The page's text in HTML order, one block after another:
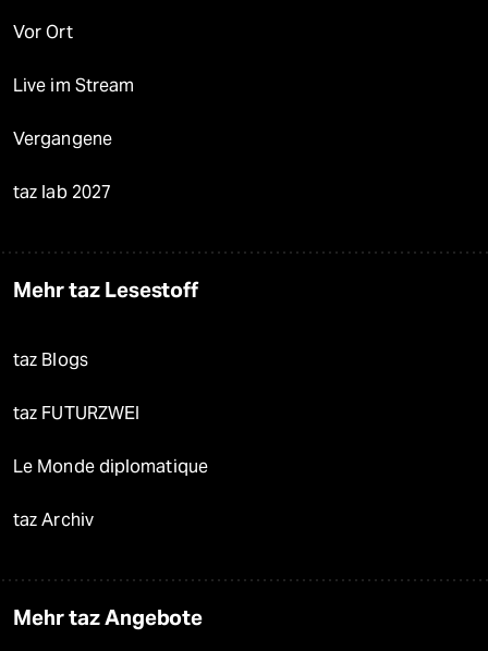
Vor Ort
Live im Stream
Vergangene
taz lab 2027
Mehr taz Lesestoff
taz Blogs
taz FUTURZWEI
Le Monde diplomatique
taz Archiv
Mehr taz Angebote